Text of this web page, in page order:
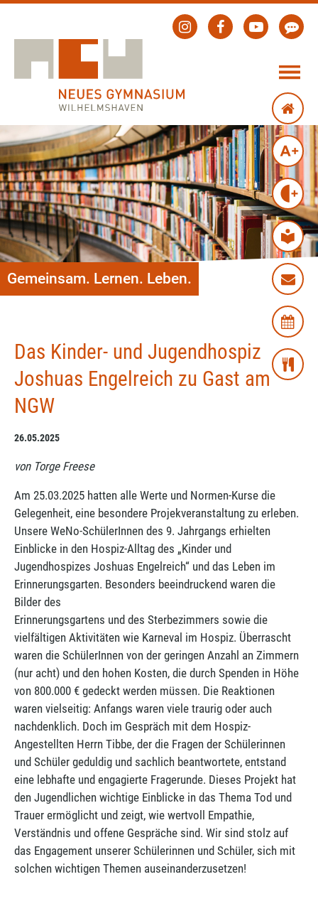
Gemeinsam. Lernen. Leben.
Das Kinder- und Jugendhospiz
Joshuas Engelreich zu Gast am
NGW
26.05.2025
von Torge Freese
Am 25.03.2025 hatten alle Werte und Normen-Kurse die
Gelegenheit, eine besondere Projekveranstaltung zu erleben.
Unsere WeNo-SchülerInnen des 9. Jahrgangs erhielten
Einblicke in den Hospiz-Alltag des „Kinder und
Jugendhospizes Joshuas Engelreich“ und das Leben im
Erinnerungsgarten. Besonders beeindruckend waren die
Bilder des
Erinnerungsgartens und des Sterbezimmers sowie die
vielfältigen Aktivitäten wie Karneval im Hospiz. Überrascht
waren die SchülerInnen von der geringen Anzahl an Zimmern
(nur acht) und den hohen Kosten, die durch Spenden in Höhe
von 800.000 € gedeckt werden müssen. Die Reaktionen
waren vielseitig: Anfangs waren viele traurig oder auch
nachdenklich. Doch im Gespräch mit dem Hospiz-
Angestellten Herrn Tibbe, der die Fragen der Schülerinnen
und Schüler geduldig und sachlich beantwortete, entstand
eine lebhafte und engagierte Fragerunde. Dieses Projekt hat
den Jugendlichen wichtige Einblicke in das Thema Tod und
Trauer ermöglicht und zeigt, wie wertvoll Empathie,
Verständnis und offene Gespräche sind. Wir sind stolz auf
das Engagement unserer Schülerinnen und Schüler, sich mit
solchen wichtigen Themen auseinanderzusetzen!